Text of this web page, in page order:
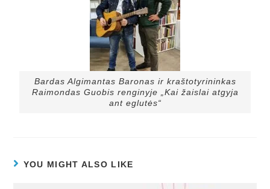
Bardas Algimantas Baronas ir kraštotyrininkas
Raimondas Guobis renginyje „Kai žaislai atgyja
ant eglutės“
YOU MIGHT ALSO LIKE